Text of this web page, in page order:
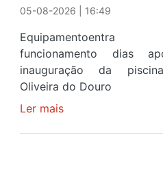
05-08-2026 | 16:49
funcionamento dias
inauguração da
Oliveira do Douro
Ler maissobre